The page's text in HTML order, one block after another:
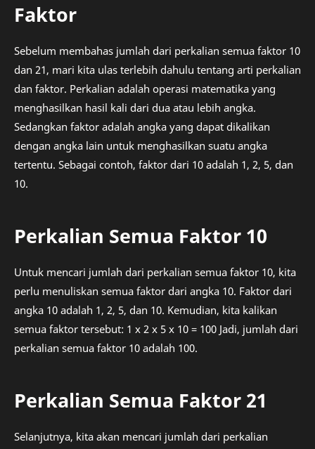
Faktor
Sebelum membahas jumlah dari perkalian semua faktor 10
dan 21, mari kita ulas terlebih dahulu tentang arti perkalian
dan faktor. Perkalian adalah operasi matematika yang
menghasilkan hasil kali dari dua atau lebih angka.
Sedangkan faktor adalah angka yang dapat dikalikan
dengan angka lain untuk menghasilkan suatu angka
tertentu. Sebagai contoh, faktor dari 10 adalah 1, 2, 5, dan
10.
Perkalian Semua Faktor 10
Untuk mencari jumlah dari perkalian semua faktor 10, kita
perlu menuliskan semua faktor dari angka 10. Faktor dari
angka 10 adalah 1, 2, 5, dan 10. Kemudian, kita kalikan
semua faktor tersebut: 1 x 2 x 5 x 10 = 100 Jadi, jumlah dari
perkalian semua faktor 10 adalah 100.
Perkalian Semua Faktor 21
Selanjutnya, kita akan mencari jumlah dari perkalian